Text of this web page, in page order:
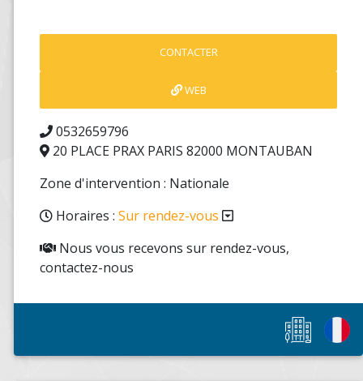
CONTACTER
WEB
0532659796
20 PLACE PRAX PARIS 82000 MONTAUBAN
Zone d'intervention : Nationale
Horaires : Sur rendez-vous
Nous vous recevons sur rendez-vous,
contactez-nous